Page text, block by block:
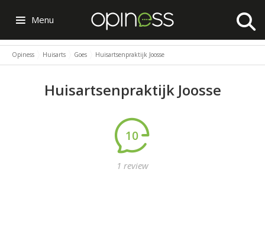
Menu
Opiness Huisarts Goes Huisartsenpraktijk Joosse
Huisartsenpraktijk Joosse
10
1 review